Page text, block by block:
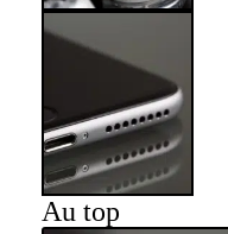
Au top